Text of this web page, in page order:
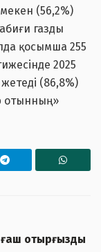
(56,2%)
газды
қосымша 255
2025
(86,8%)
отынның»
отырғызды